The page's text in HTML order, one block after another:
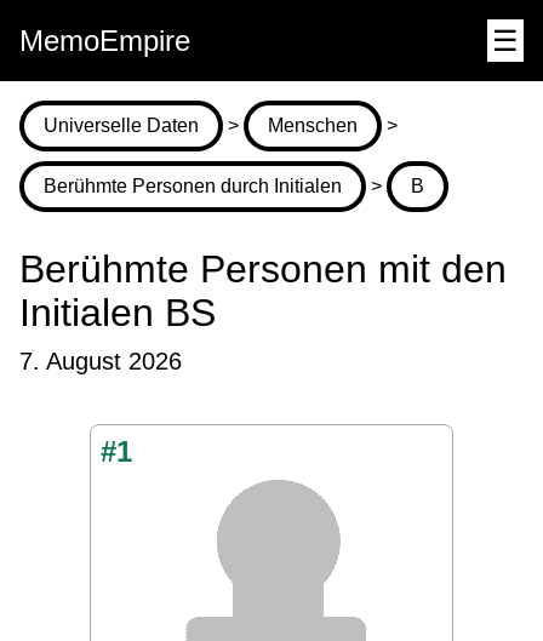
MemoEmpire ☰
Universelle Daten > Menschen >
Berühmte Personen durch Initialen > B
Berühmte Personen mit den
Initialen BS
7. August 2026
#1